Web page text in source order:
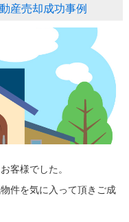
産売却成功事例
客様でした。
件を気に入って頂きご成